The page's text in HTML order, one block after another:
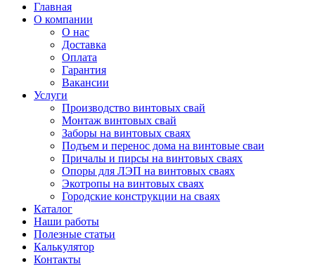
Главная
О компании
О нас
Доставка
Оплата
Гарантия
Вакансии
Услуги
Производство винтовых свай
Монтаж винтовых свай
Заборы на винтовых сваях
Подъем и перенос дома на винтовые сваи
Причалы и пирсы на винтовых сваях
Опоры для ЛЭП на винтовых сваях
Экотропы на винтовых сваях
Городские конструкции на сваях
Каталог
Наши работы
Полезные статьи
Калькулятор
Контакты